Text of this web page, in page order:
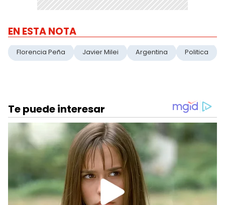
EN ESTA NOTA
Florencia Peña Javier Milei Argentina Politica